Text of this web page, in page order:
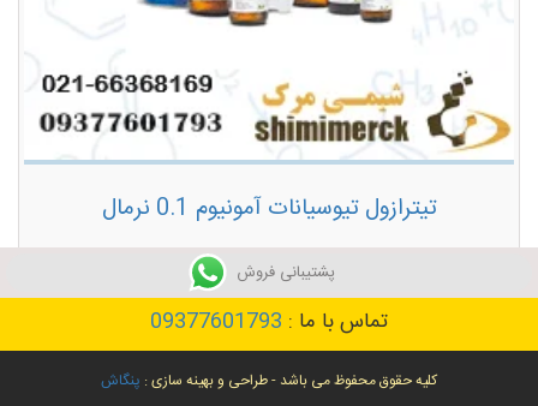
تیترازول تیوسیانات آمونیوم 0.1 نرمال
توضیحات بیشتر
تماس با ما : 09377601793
کلیه حقوق محفوظ می باشد - طراحی و بهینه سازی : پنگاش
پشتیبانی فروش